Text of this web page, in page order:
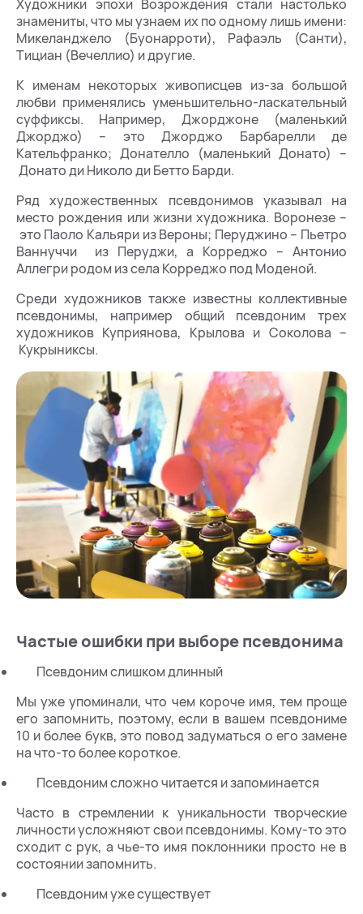
Художники эпохи Возрождения стали настолько
знамениты, что мы узнаем их по одному лишь имени:
Микеланджело (Буонарроти), Рафаэль (Санти),
Тициан (Вечеллио) и другие.
К именам некоторых живописцев из-за большой
любви применялись уменьшительно-ласкательный
суффиксы. Например, Джорджоне (маленький
Джорджо) – это Джорджо Барбарелли де
Кательфранко; Донателло (маленький Донато) –
Донато ди Николо ди Бетто Барди.
Ряд художественных псевдонимов указывал на
место рождения или жизни художника. Воронезе –
это Паоло Кальяри из Вероны; Перуджино – Пьетро
Ваннуччи из Перуджи, а Корреджо – Антонио
Аллегри родом из села Корреджо под Моденой.
Среди художников также известны коллективные
псевдонимы, например общий псевдоним трех
художников Куприянова, Крылова и Соколова –
Кукрыниксы.
Частые ошибки при выборе псевдонима
Псевдоним слишком длинный
Мы уже упоминали, что чем короче имя, тем проще
его запомнить, поэтому, если в вашем псевдониме
10 и более букв, это повод задуматься о его замене
на что-то более короткое.
Псевдоним сложно читается и запоминается
Часто в стремлении к уникальности творческие
личности усложняют свои псевдонимы. Кому-то это
сходит с рук, а чье-то имя поклонники просто не в
состоянии запомнить.
Псевдоним уже существует